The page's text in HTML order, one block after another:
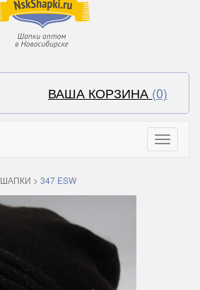
ВАША КОРЗИНА (0)
Toggle
ШАПКИ > 347 ESW